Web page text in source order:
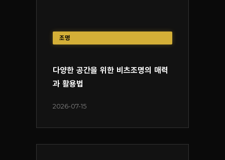
조명
다양한 공간을 위한 비츠조명의 매력
과 활용법
2026-07-15